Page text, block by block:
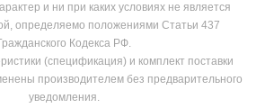
и ни при каких условиях не является
определяемо положениями Статьи 437
Кодекса РФ.
(спецификация) и комплект поставки
производителем без предварительного
уведомления.